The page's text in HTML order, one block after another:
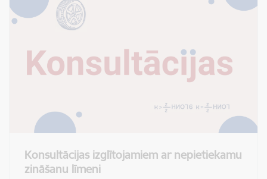
Konsultācijas izglītojamiem ar nepietiekamu
zināšanu līmeni